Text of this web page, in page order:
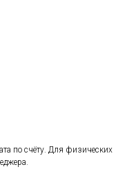
по счёту. Для физических